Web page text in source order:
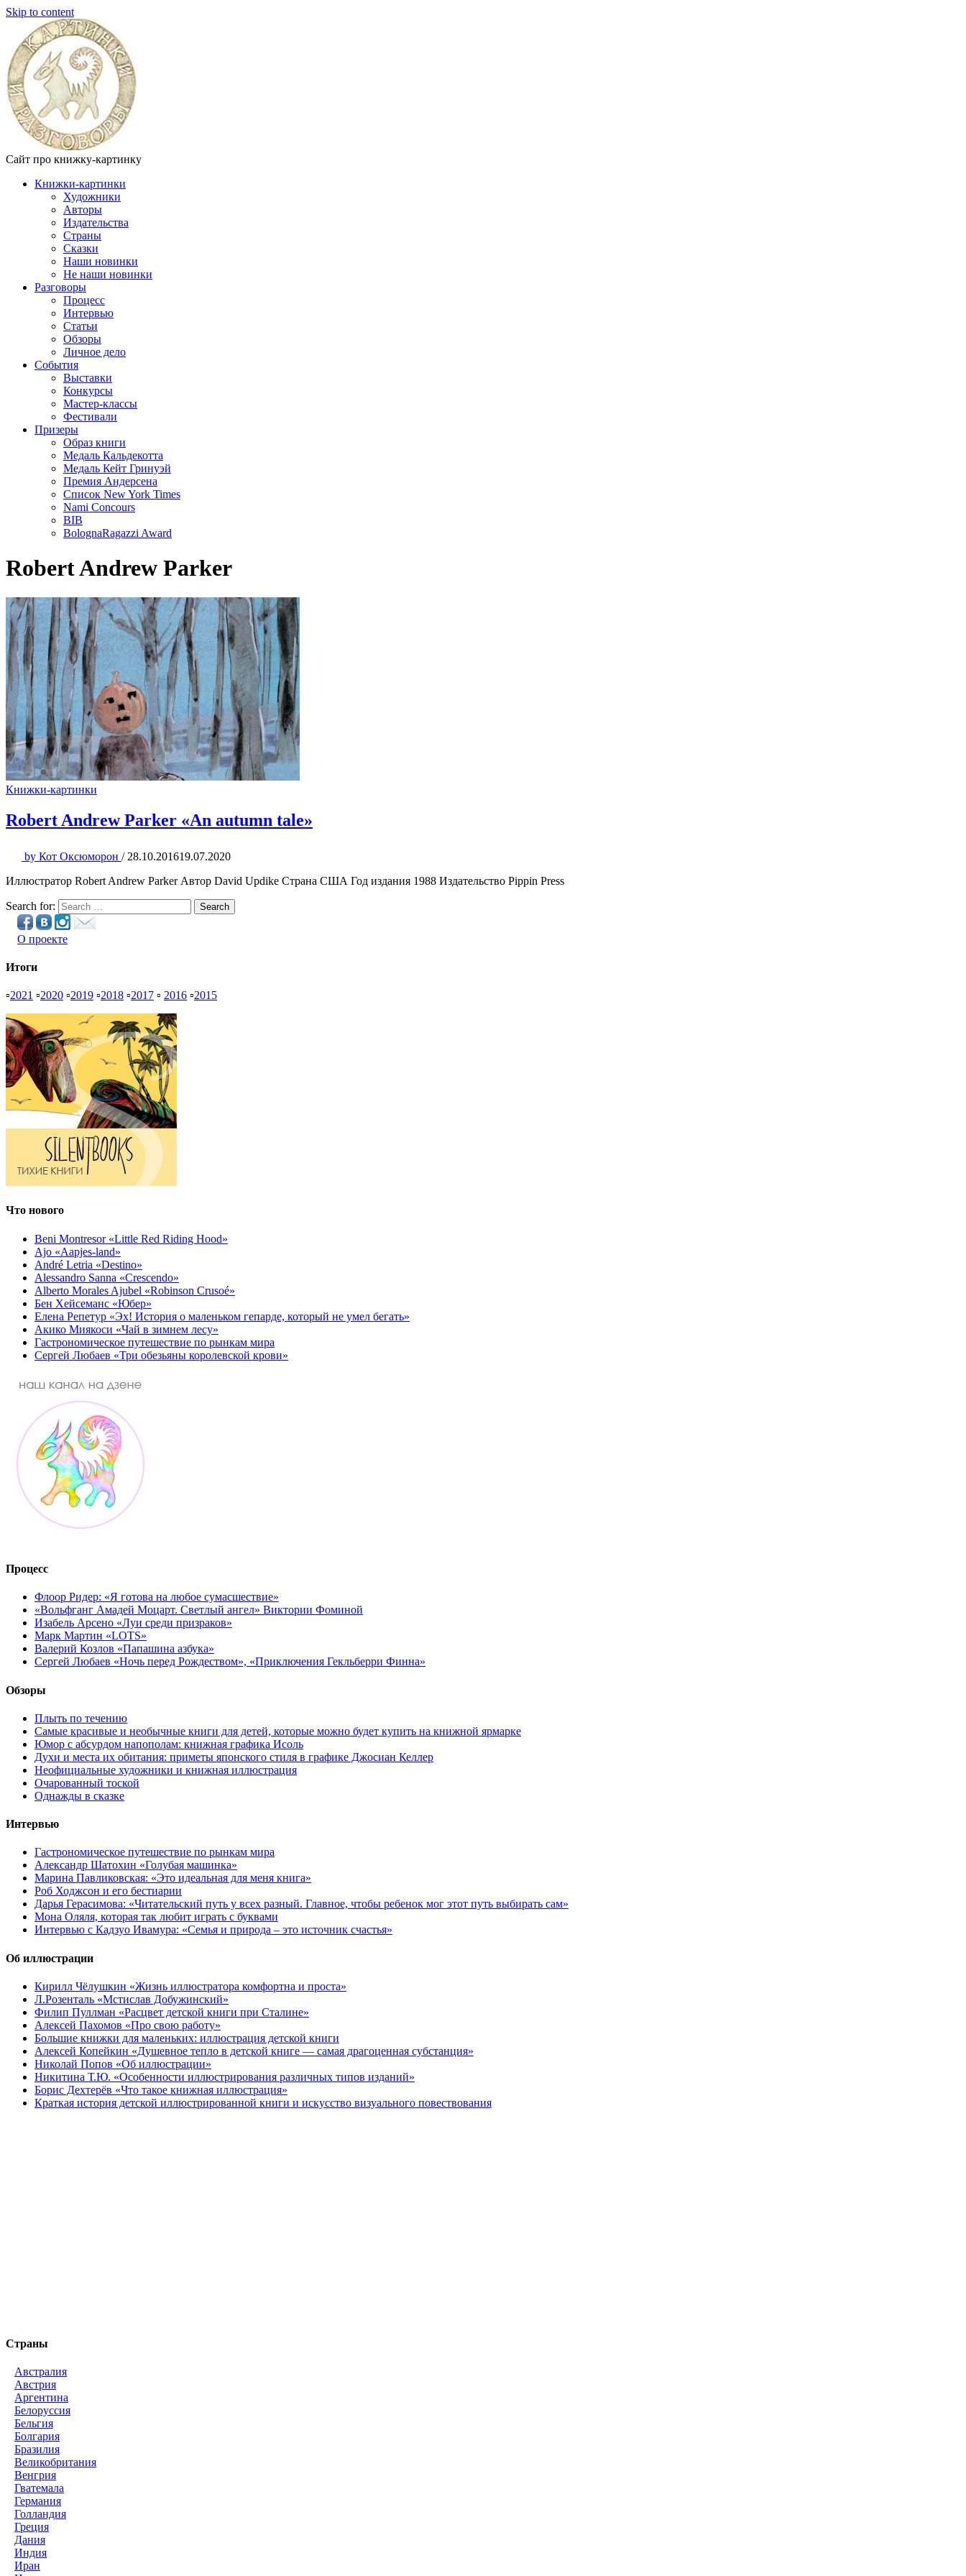
Skip to content
Сайт про книжку-картинку
Книжки-картинки
Художники
Авторы
Издательства
Страны
Сказки
Наши новинки
Не наши новинки
Разговоры
Процесс
Интервью
Статьи
Обзоры
Личное дело
События
Выставки
Конкурсы
Мастер-классы
Фестивали
Призеры
Образ книги
Медаль Кальдекотта
Медаль Кейт Гринуэй
Премия Андерсена
Список New York Times
Nami Concours
BIB
BolognaRagazzi Award
Robert Andrew Parker
Книжки-картинки
Robert Andrew Parker «An autumn tale»
by Кот Оксюморон / 28.10.201619.07.2020
Иллюстратор Robert Andrew Parker Автор David Updike Страна США Год издания 1988 Издательство Pippin Press
Search for: Search
О проекте
Итоги
▫2021 ▫2020 ▫2019 ▫2018 ▫2017 ▫ 2016 ▫2015
Что нового
Beni Montresor «Little Red Riding Hood»
Ajo «Aapjes-land»
André Letria «Destino»
Alessandro Sanna «Crescendo»
Alberto Morales Ajubel «Robinson Crusoé»
Бен Хейсеманс «Юбер»
Елена Репетур «Эх! История о маленьком гепарде, который не умел бегать»
Акико Миякоси «Чай в зимнем лесу»
Гастрономическое путешествие по рынкам мира
Сергей Любаев «Три обезьяны королевской крови»
Процесс
Флоор Ридер: «Я готова на любое сумасшествие»
«Вольфганг Амадей Моцарт. Светлый ангел» Виктории Фоминой
Изабель Арсено «Луи среди призраков»
Марк Мартин «LOTS»
Валерий Козлов «Папашина азбука»
Сергей Любаев «Ночь перед Рождеством», «Приключения Гекльберри Финна»
Обзоры
Плыть по течению
Самые красивые и необычные книги для детей, которые можно будет купить на книжной ярмарке
Юмор с абсурдом напополам: книжная графика Исоль
Духи и места их обитания: приметы японского стиля в графике Джосиан Келлер
Неофициальные художники и книжная иллюстрация
Очарованный тоской
Однажды в сказке
Интервью
Гастрономическое путешествие по рынкам мира
Александр Шатохин «Голубая машинка»
Марина Павликовская: «Это идеальная для меня книга»
Роб Ходжсон и его бестиарии
Дарья Герасимова: «Читательский путь у всех разный. Главное, чтобы ребенок мог этот путь выбирать сам»
Мона Оляля, которая так любит играть с буквами
Интервью с Кадзуо Ивамура: «Семья и природа – это источник счастья»
Об иллюстрации
Кирилл Чёлушкин «Жизнь иллюстратора комфортна и проста»
Л.Розенталь «Мстислав Добужинский»
Филип Пуллман «Расцвет детской книги при Сталине»
Алексей Пахомов «Про свою работу»
Большие книжки для маленьких: иллюстрация детской книги
Алексей Копейкин «Душевное тепло в детской книге — самая драгоценная субстанция»
Николай Попов «Об иллюстрации»
Никитина Т.Ю. «Особенности иллюстрирования различных типов изданий»
Борис Дехтерёв «Что такое книжная иллюстрация»
Краткая история детской иллюстрированной книги и искусство визуального повествования
Страны
Австралия
Австрия
Аргентина
Белоруссия
Бельгия
Болгария
Бразилия
Великобритания
Венгрия
Гватемала
Германия
Голландия
Греция
Дания
Индия
Иран